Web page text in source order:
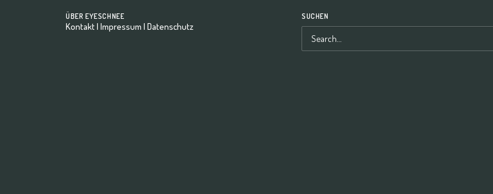
ÜBER EYESCHNEE
Kontakt| Impressum | Datenschutz
SUCHEN